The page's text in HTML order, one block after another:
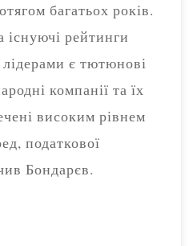
багатьох років.
рейтинги
є тютюнові
компанії та їх
високим рівнем
податкової
Бондарєв.